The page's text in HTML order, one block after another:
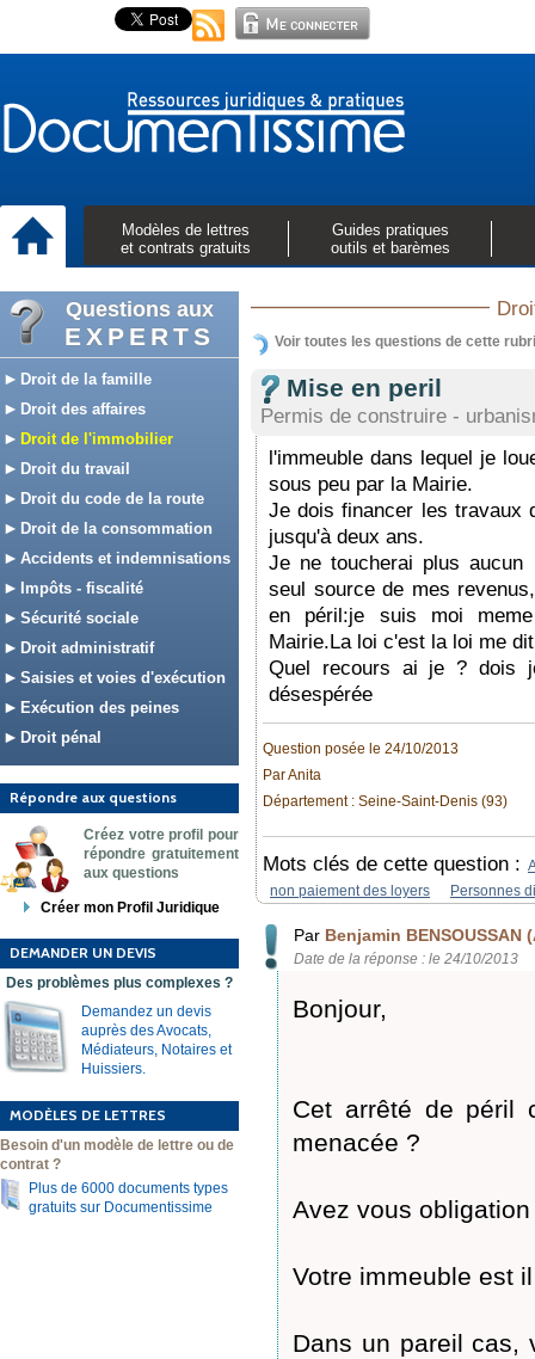
Modèles de lettres
et contrats gratuits
Guides pratiques
outils et barèmes
Questions aux
EXPERTS
Droit de la famille
Droit des affaires
Droit de l'immobilier
Droit du travail
Droit du code de la route
Droit de la consommation
Accidents et indemnisations
Impôts - fiscalité
Sécurité sociale
Droit administratif
Saisies et voies d'exécution
Exécution des peines
Droit pénal
Répondre aux questions
Créez votre profil pour
répondre gratuitement
aux questions
Créer mon Profil Juridique
DEMANDER UN DEVIS
Des problèmes plus complexes ?
Demandez un devis
auprès des Avocats,
Médiateurs, Notaires et
Huissiers.
MODÈLES DE LETTRES
Besoin d'un modèle de lettre ou de
contrat ?
Plus de 6000 documents types
gratuits sur Documentissime
Voir toutes les questions de cette
Mise en peril
Permis de construire -
l'immeuble dans lequel je
sous peu par la Mairie.
Je dois financer les travaux
jusqu'à deux ans.
Je ne toucherai plus aucun
seul source de mes
en péril:je suis moi
Mairie.La loi c'est la loi me
Quel recours ai je ? dois
désespérée
Question posée le 24/10/2013
Par Anita
Département : Seine-Saint-Denis (93)
Mots clés de cette question :
non paiement des loyers
Personnes
Par Benjamin BENSOUSSAN
Date de la réponse : le 24/10/2013
Bonjour,
Cet arrêté de péril
menacée ?
Avez vous
Votre immeuble est
Dans un pareil cas,